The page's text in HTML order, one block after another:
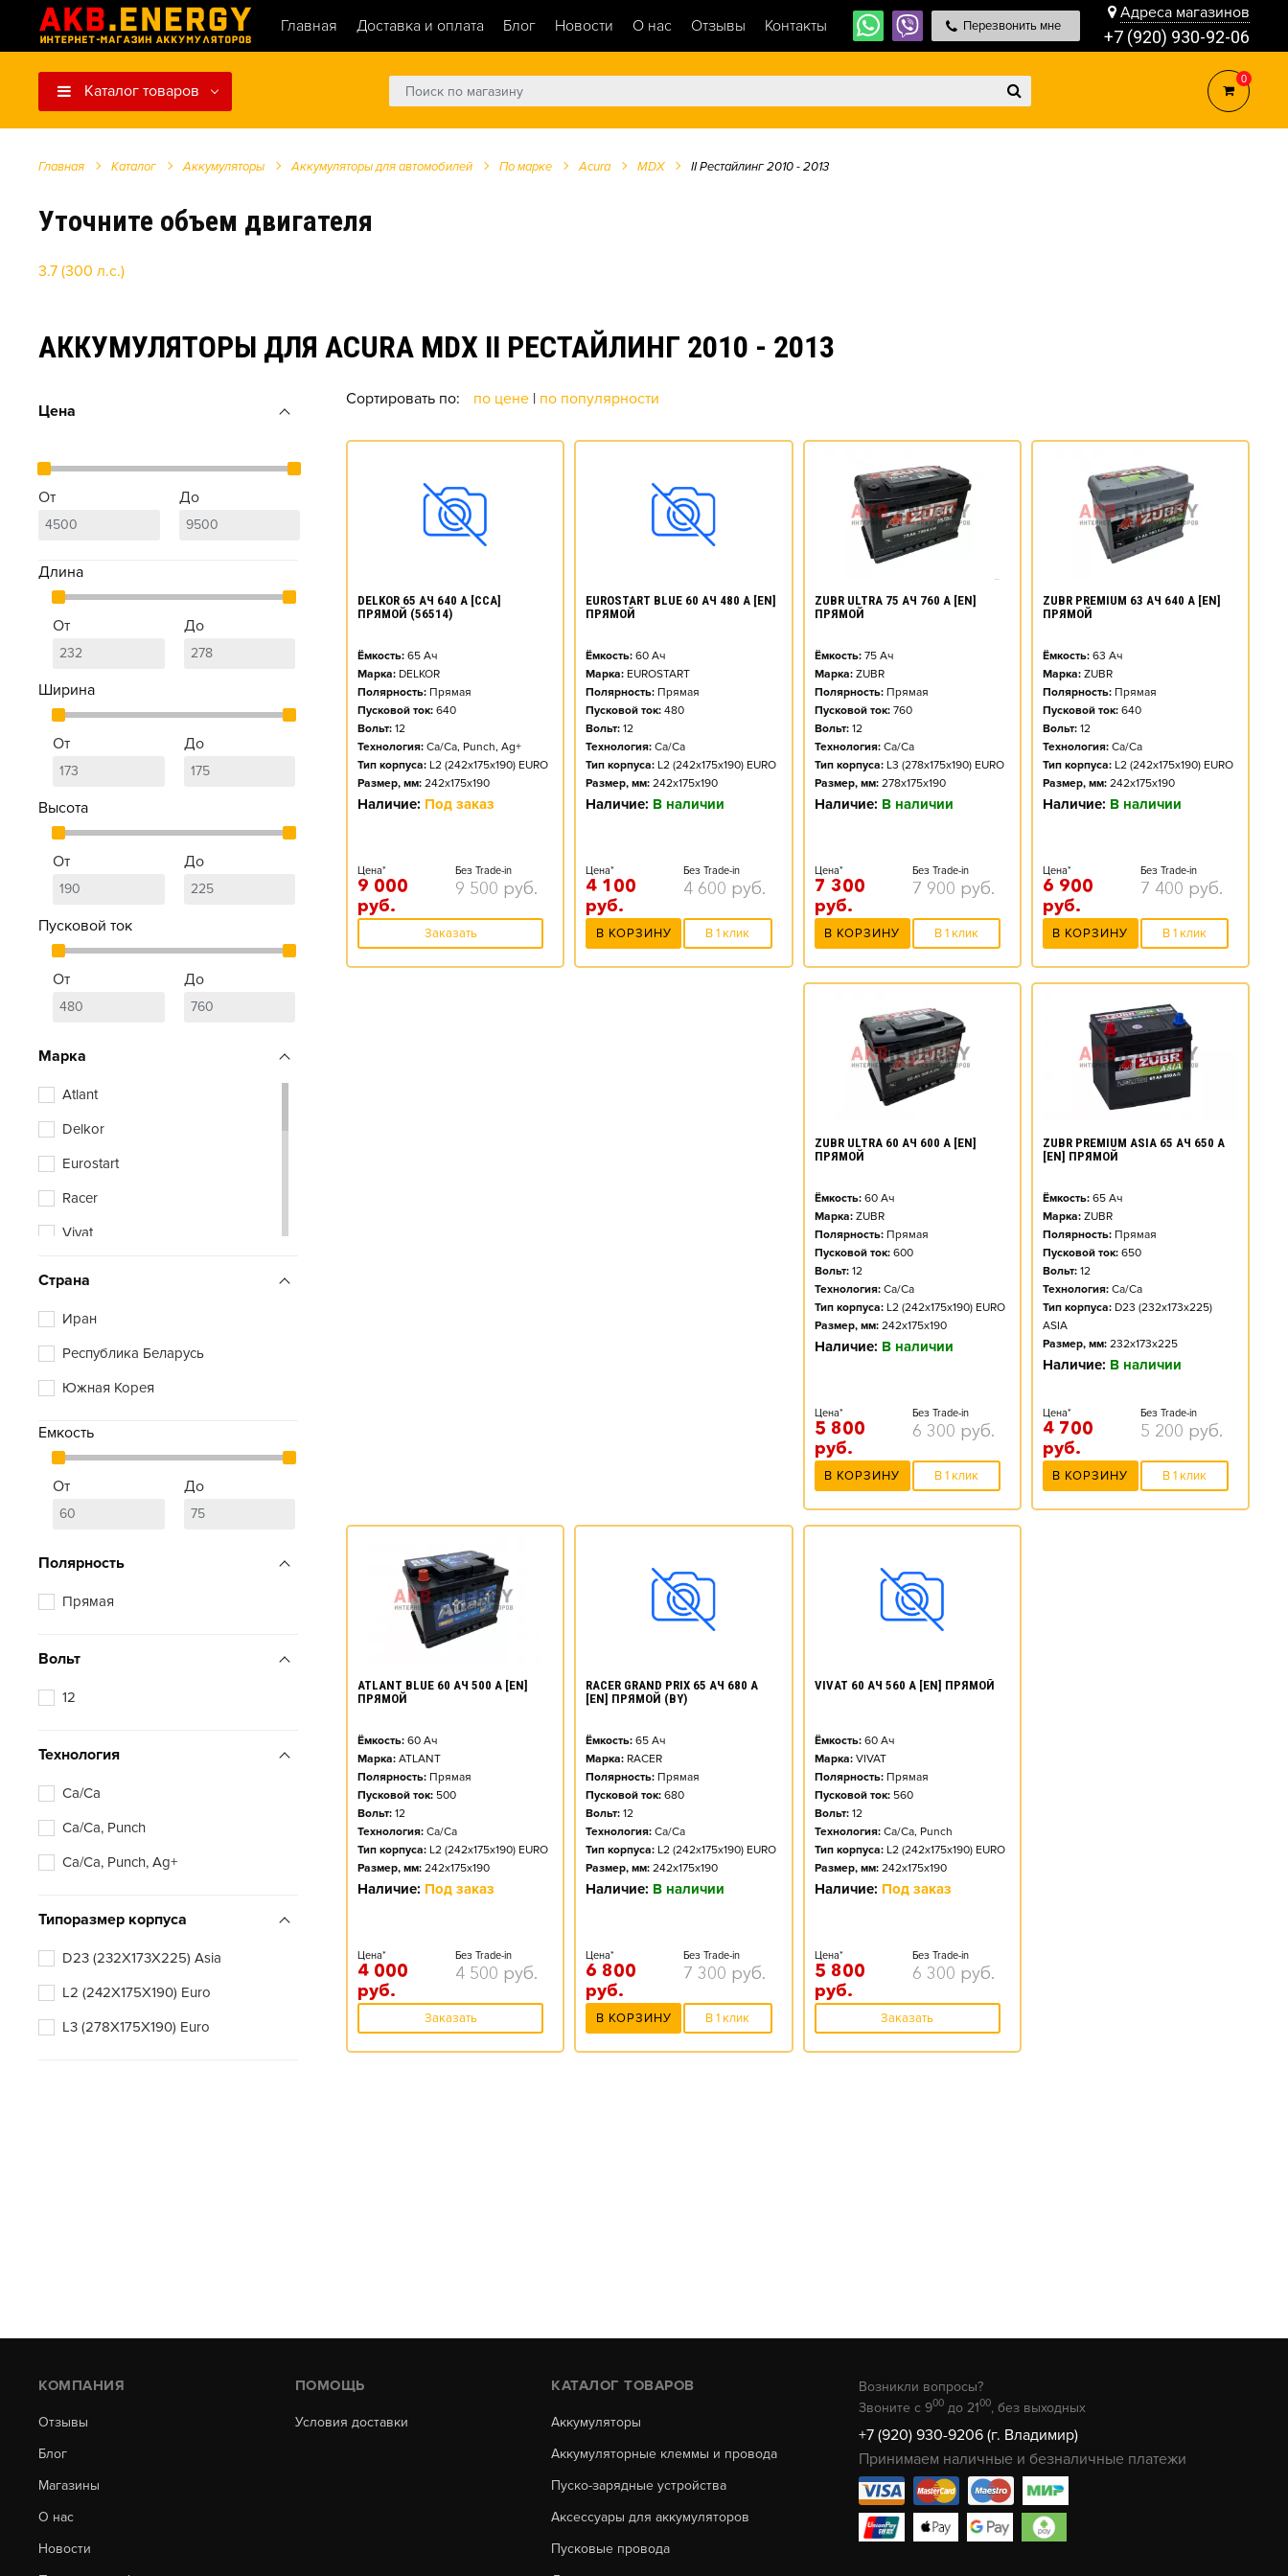
Главная Доставка и оплата Блог Новости О нас Отзывы Контакты Перезвонить мне
Адреса магазинов
+7 (920) 930-92-06
Каталог товаров
0
Главная Каталог Аккумуляторы Аккумуляторы для автомобилей По марке Acura MDX II Рестайлинг 2010 - 2013
Уточните объем двигателя
3.7 (300 л.с.)
АККУМУЛЯТОРЫ ДЛЯ ACURA MDX II РЕСТАЙЛИНГ 2010 - 2013
Цена
От До
Длина
От До
Ширина
От До
Высота
От До
Пусковой ток
От До
Марка
Atlant
Delkor
Eurostart
Racer
Vivat
Страна
Иран
Республика Беларусь
Южная Корея
Емкость
От До
Полярность
Прямая
Вольт
12
Технология
Ca/Ca
Ca/Ca, Punch
Ca/Ca, Punch, Ag+
Типоразмер корпуса
D23 (232X173X225) Asia
L2 (242X175X190) Euro
L3 (278X175X190) Euro
Сортировать по: по цене | по популярности
DELKOR 65 АЧ 640 А [CCA]
ПРЯМОЙ (56514)
Ёмкость: 65 Ач
Марка: DELKOR
Полярность: Прямая
Пусковой ток: 640
Вольт: 12
Технология: Ca/Ca, Punch, Ag+
Тип корпуса: L2 (242x175x190) EURO
Размер, мм: 242x175x190
Наличие: Под заказ
Цена*
9 000
руб.
Без Trade-in
9 500 руб.
Заказать
EUROSTART BLUE 60 АЧ 480 А [EN]
ПРЯМОЙ
Ёмкость: 60 Ач
Марка: EUROSTART
Полярность: Прямая
Пусковой ток: 480
Вольт: 12
Технология: Ca/Ca
Тип корпуса: L2 (242x175x190) EURO
Размер, мм: 242x175x190
Наличие: В наличии
Цена*
4 100
руб.
Без Trade-in
4 600 руб.
В КОРЗИНУ В 1 клик
ZUBR ULTRA 75 АЧ 760 А [EN]
ПРЯМОЙ
Ёмкость: 75Ач
Марка: ZUBR
Полярность: Прямая
Пусковой ток: 760
Вольт: 12
Технология: Ca/Ca
Тип корпуса: L3 (278x175x190) EURO
Размер, мм: 278x175x190
Наличие: В наличии
Цена*
7 300
руб.
Без Trade-in
7 900 руб.
В КОРЗИНУ В 1 клик
ZUBR PREMIUM 63 АЧ 640 А [EN]
ПРЯМОЙ
Ёмкость: 63 Ач
Марка: ZUBR
Полярность: Прямая
Пусковой ток: 640
Вольт: 12
Технология: Ca/Ca
Тип корпуса: L2 (242x175x190) EURO
Размер, мм: 242x175x190
Наличие: В наличии
Цена*
6 900
руб.
Без Trade-in
7 400 руб.
В КОРЗИНУ В 1 клик
ZUBR ULTRA 60 АЧ 600 А [EN]
ПРЯМОЙ
Ёмкость: 60Ач
Марка: ZUBR
Полярность: Прямая
Пусковой ток: 600
Вольт: 12
Технология: Ca/Ca
Тип корпуса: L2 (242x175x190) EURO
Размер, мм: 242x175x190
Наличие: В наличии
Цена*
5 800
руб.
Без Trade-in
6 300 руб.
В КОРЗИНУ В 1 клик
ZUBR PREMIUM ASIA 65 АЧ 650 А
[EN] ПРЯМОЙ
Ёмкость: 65Ач
Марка: ZUBR
Полярность: Прямая
Пусковой ток: 650
Вольт: 12
Технология: Ca/Ca
Тип корпуса: D23 (232x173x225)
ASIA
Размер, мм: 232x173x225
Наличие: В наличии
Цена*
4 700
руб.
Без Trade-in
5 200 руб.
В КОРЗИНУ В 1 клик
ATLANT BLUE 60 АЧ 500 А [EN]
ПРЯМОЙ
Ёмкость: 60 Ач
Марка: ATLANT
Полярность: Прямая
Пусковой ток: 500
Вольт: 12
Технология: Ca/Ca
Тип корпуса: L2 (242x175x190) EURO
Размер, мм: 242x175x190
Наличие: Под заказ
Цена*
4 000
руб.
Без Trade-in
4 500 руб.
Заказать
RACER GRAND PRIX 65 АЧ 680 А
[EN] ПРЯМОЙ (BY)
Ёмкость: 65 Ач
Марка: RACER
Полярность: Прямая
Пусковой ток: 680
Вольт: 12
Технология: Ca/Ca
Тип корпуса: L2 (242x175x190) EURO
Размер, мм: 242x175x190
Наличие: В наличии
Цена*
6 800
руб.
Без Trade-in
7 300 руб.
В КОРЗИНУ В 1 клик
VIVAT 60 АЧ 560 А [EN] ПРЯМОЙ
Ёмкость: 60Ач
Марка: VIVAT
Полярность: Прямая
Пусковой ток: 560
Вольт: 12
Технология: Ca/Ca, Punch
Тип корпуса: L2 (242x175x190) EURO
Размер, мм: 242x175x190
Наличие: Под заказ
Цена*
5 800
руб.
Без Trade-in
6 300 руб.
Заказать
КОМПАНИЯ
Отзывы
Блог
Магазины
О нас
Новости
ПОМОЩЬ
Условия доставки
КАТАЛОГ ТОВАРОВ
Аккумуляторы
Аккумуляторные клеммы и провода
Пуско-зарядные устройства
Аксессуары для аккумуляторов
Пусковые провода
Возникли вопросы?
Звоните с 900 до 2100, без выходных
+7 (920) 930-9206 (г. Владимир)
Принимаем наличные и безналичные платежи